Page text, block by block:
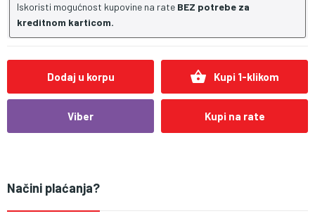
Iskoristi mogućnost kupovine na rate BEZ potrebe za
kreditnom karticom.
Dodaj u korpu shopping_basket Kupi 1-klikom
Viber Kupi na rate
Načini plaćanja?